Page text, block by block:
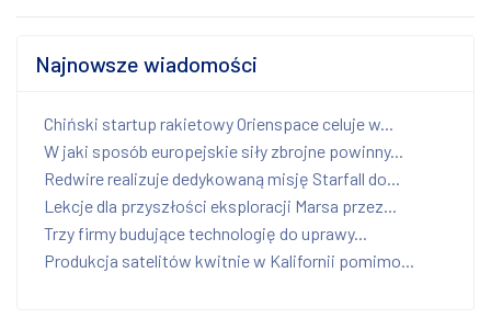
Najnowsze wiadomości
Chiński startup rakietowy Orienspace celuje w...
W jaki sposób europejskie siły zbrojne powinny...
Redwire realizuje dedykowaną misję Starfall do...
Lekcje dla przyszłości eksploracji Marsa przez...
Trzy firmy budujące technologię do uprawy...
Produkcja satelitów kwitnie w Kalifornii pomimo...